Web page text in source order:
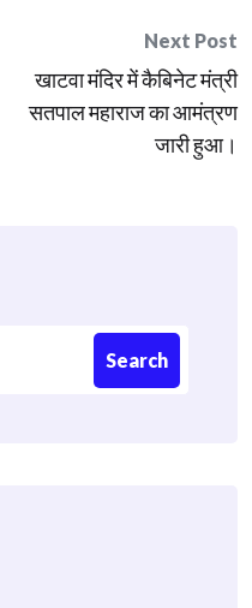
Next Post
खाटवा मंदिर में कैबिनेट मंत्री
सतपाल महाराज का आमंत्रण
जारी हुआ।
Search